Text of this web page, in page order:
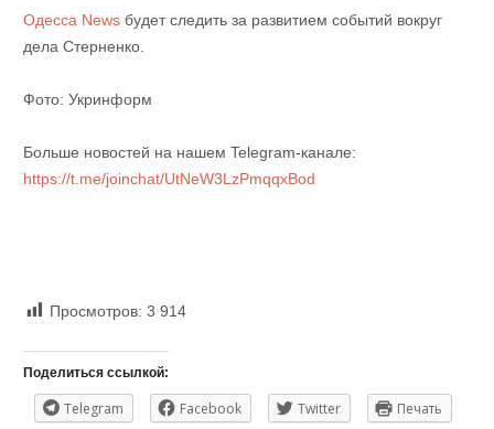
Одесса Newsбудет следить за развитием событий вокруг
дела Стерненко.
Фото: Укринформ
Больше новостей на нашем Telegram-канале:
https://t.me/joinchat/UtNeW3LzPmqqxBod
Просмотров: 3 914
Поделиться ссылкой:
Telegram Facebook Twitter Печать